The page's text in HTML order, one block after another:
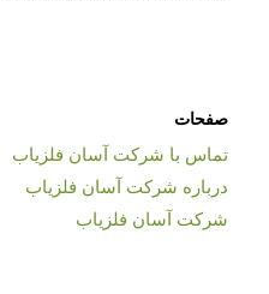
صفحات
تماس با شرکت آسان فلزیاب
درباره شرکت آسان فلزیاب
شرکت آسان فلزیاب